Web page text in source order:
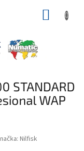
STANDARD
WAP
Nilfisk